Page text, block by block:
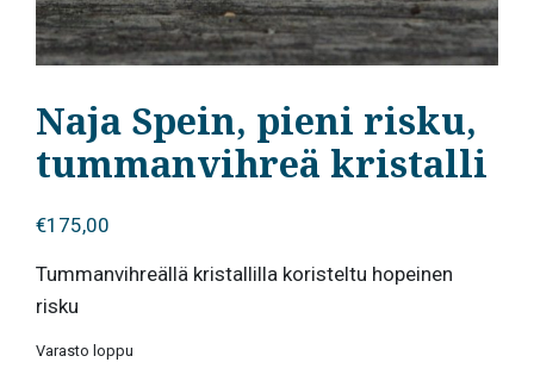
Naja Spein, pieni risku,
tummanvihreä kristalli
€175,00
Tummanvihreällä kristallilla koristeltu hopeinen
risku
Varasto loppu